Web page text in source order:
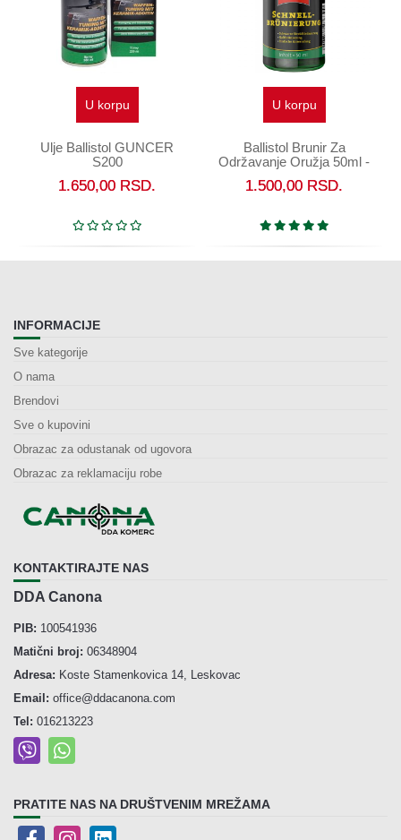
U korpu
Ulje Ballistol GUNCER
S200
1.650,00 RSD.
U korpu
Ballistol Brunir Za
Održavanje Oružja 50ml -
1.500,00 RSD.
INFORMACIJE
Sve kategorije
O nama
Brendovi
Sve o kupovini
Obrazac za odustanak od ugovora
Obrazac za reklamaciju robe
KONTAKTIRAJTE NAS
DDA Canona
PIB: 100541936
Matični broj: 06348904
Adresa: Koste Stamenkovica 14, Leskovac
Email: office@ddacanona.com
Tel: 016213223
PRATITE NAS NA DRUŠTVENIM MREŽAMA